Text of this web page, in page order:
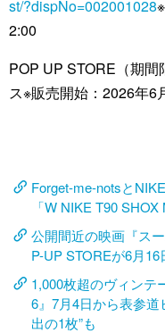
st/?dispNo=002001028
2:00
POP UP STORE（期
ス※販売開始：2026年6
Forget-me-notsと
「W NIKE T90
公開間近の映画『ス
P-UP STOREが6月
1,000枚超のヴィンテ
6』7月4日から表参道
出の1枚”も